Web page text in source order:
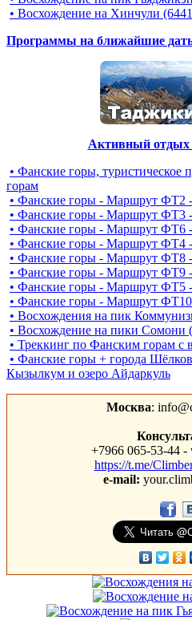
• Восхождение на Хинчули
Программы на ближайшие
Активный отдых
• Фанские горы, туристическое
горам
• Фанские горы - Маршрут ФТ2
• Фанские горы - Маршрут ФТ3
• Фанские горы - Маршрут ФТ6
• Фанские горы - Маршрут ФТ4
• Фанские горы - Маршрут ФТ8
• Фанские горы - Маршрут ФТ9
• Фанские горы - Маршрут ФТ5
• Фанские горы - Маршрут
• Восхождения на пик
• Восхождение на пики Сомони
• Треккинг по Фанским горам
• Фанские горы + города
Кызылкум и озеро Айдаркуль
Москва:
+7966 065-53-44 -
https://t.me/
e-mail: